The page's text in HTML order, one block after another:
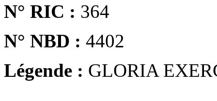
N° RIC : 364
N° NBD : 4402
Légende : GLORIA